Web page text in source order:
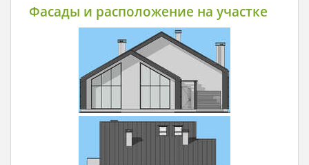
Фасады и расположение на участке